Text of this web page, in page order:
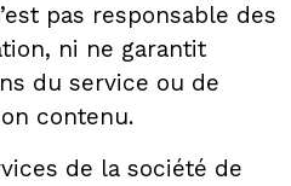
pas responsable des
ni ne garantit
du service ou de
contenu.
de la société de